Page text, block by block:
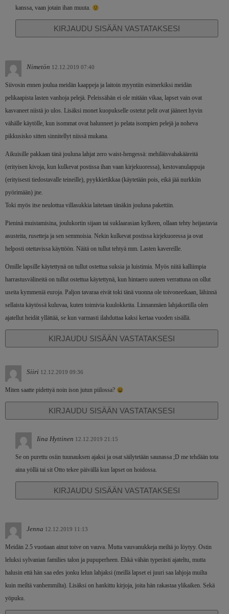
kanssa, vaan jotain ihan muuta.
KIRJAUDU SISÄÄN VASTATAKSESI
Nimetön 12.12.2019 07:40
Siivosin ennen joulua meidän kaappeja ja laitoin myyntiin esimerkiksi meidän
pelikaapista lasten vanhoja pelejä. Peleissähän ei ole mitään vikaa, lapset vain ovat
kasvaneet niistä jo ulos. Lisäksi monet kuopukselle ostetut pelit ovat jääneet hyvin
vähälle käytölle, kun isommat ovat halunneet jo pelata isompien pelejä ja noheva
pikkusisko sitten sinnitellyt niissä mukana.
Aikuisille pakkaan tänä jouluna lahjat zero waist-hengessä: mehiläisvahakääreitä
(erityisen kivoja, kun kulkevat postissa ihan vaan kirjekuoressa), kestovanulappuja
(erityisesti tiedostavalle teineille), pyykkietikkaa (käytetään pois, eikä jää nurkkiin
pyörimään) jne.
Toki myös itse neulottua villasukkia laitetaan tänäkin jouluna pakettiin.
Pieninä muistamisina, joulukortin sijaan tai suklaarasian kylkeen, ollaan tehty heijastavia
asusteita, rusetteja ja sen semmoisia. Nekin kulkevat postissa kirjekuoressa ja ovat
helposti otettavissa käyttöön. Näitä on tullut tehtyä mm. Lasten kavereille.
Omille lapsille käytettynä on tullut ostettua suksia ja luistimia. Myös niitä kalliimpia
harrastusvälineitä on tullut ostettua käytettynä, kun hintaero uuteen verrattuna on ollut
useita kymmeniä euroja. Paljon tavaraa eivät toki tänä vuonna ole toivoneetkaan, lähinnä
sellaista käytössä kuluvaa, kuten toimivia kuulokkeita. Linnanmäen lahjakortilla olen
ajatellut heidät yllättää, se kun varmasti ilahduttaa kaksi kertaa vuoden sisällä.
KIRJAUDU SISÄÄN VASTATAKSESI
Siiri 12.12.2019 09:36
Miten saatte pidettyä noin ison jutun piilossa?
KIRJAUDU SISÄÄN VASTATAKSESI
Iina Hyttinen 12.12.2019 21:15
Se on purettu osiin tuunauksen ajaksi ja osat säilytetään saunassa ;D me tehdään tota
aina yöllä tai sit Otto tekee päivällä kun lapset on hoidossa.
KIRJAUDU SISÄÄN VASTATAKSESI
Jenna 12.12.2019 11:13
Meidän 2.5 vuotiaan ainut toive on vauva. Mutta vauvanukkeja meiltä jo löytyy. Ostin
leluksi sylvanian families talon ja pupuperheen. Ehkä vähän typerästi ajateltu, mutta
halusin että hän saa edes jonku lelun lahjaksi (meillä lapset ei juuri saa lahjoja muilta
kuin meiltä vanhemmilta). Lisäksi on hankittu kirjoja, joita hän rakastaa ylikaiken. Sekä
yöpuku.